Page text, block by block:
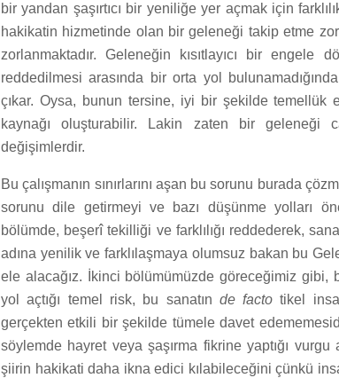
bir yandan şaşırtıcı bir yeniliğe yer açmak için
hakikatin hizmetinde olan bir geleneği takip etme
zorlanmaktadır. Geleneğin kısıtlayıcı bir engele
reddedilmesi arasında bir orta yol
çıkar. Oysa, bunun tersine, iyi bir şekilde
kaynağı oluşturabilir. Lakin zaten bir geleneği
değişimlerdir.
Bu çalışmanın sınırlarını aşan bu sorunu burada
sorunu dile getirmeyi ve bazı düşünme yolları
bölümde, beşerî tekilliği ve farklılığı reddederek,
adına yenilik ve farklılaşmaya olumsuz bakan bu
ele alacağız. İkinci bölümümüzde göreceğimiz gibi,
yol açtığı temel risk, bu sanatın de facto tikel
gerçekten etkili bir şekilde tümele davet
söylemde hayret veya şaşırma fikrine yaptığı vurgu
şiirin hakikati daha ikna edici kılabileceğini çünkü